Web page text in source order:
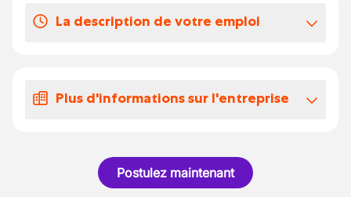
Vos congés
La description de votre emploi
machine
Utiliser l'ordinateur lié à chaque machine
Plus d'informations sur l'entreprise
de la région de Chimay active dans le
secteur chimique.Postulez maintenant